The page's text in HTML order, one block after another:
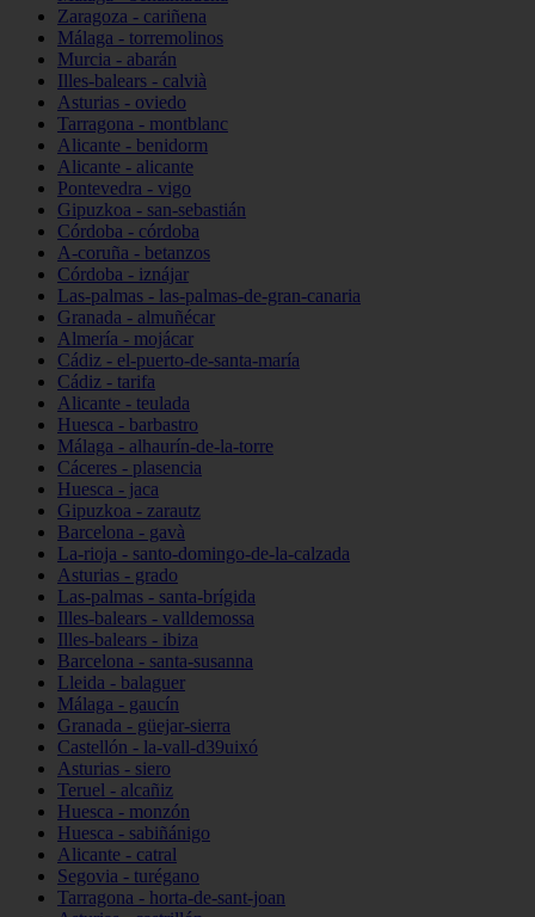
Zaragoza - cariñena
Málaga - torremolinos
Murcia - abarán
Illes-balears - calvià
Asturias - oviedo
Tarragona - montblanc
Alicante - benidorm
Alicante - alicante
Pontevedra - vigo
Gipuzkoa - san-sebastián
Córdoba - córdoba
A-coruña - betanzos
Córdoba - iznájar
Las-palmas - las-palmas-de-gran-canaria
Granada - almuñécar
Almería - mojácar
Cádiz - el-puerto-de-santa-maría
Cádiz - tarifa
Alicante - teulada
Huesca - barbastro
Málaga - alhaurín-de-la-torre
Cáceres - plasencia
Huesca - jaca
Gipuzkoa - zarautz
Barcelona - gavà
La-rioja - santo-domingo-de-la-calzada
Asturias - grado
Las-palmas - santa-brígida
Illes-balears - valldemossa
Illes-balears - ibiza
Barcelona - santa-susanna
Lleida - balaguer
Málaga - gaucín
Granada - güejar-sierra
Castellón - la-vall-d39uixó
Asturias - siero
Teruel - alcañiz
Huesca - monzón
Huesca - sabiñánigo
Alicante - catral
Segovia - turégano
Tarragona - horta-de-sant-joan